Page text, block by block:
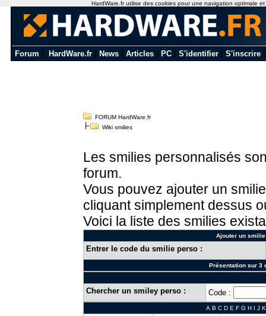
Forum HardWare.fr News Articles PC S'identifier S'inscrire
FORUM HardWare.fr
Wiki smilies
Les smilies personnalisés
forum.
Vous pouvez ajouter un
cliquant simplement dessus
Voici la liste des smilies
Ajouter un
Entrer le code du smilie perso :
Présentation sur 3
Chercher un smiley perso : Code :
A B C D E F G H I J K
HardWare.fr utilise des cookies pour une navigation optimale